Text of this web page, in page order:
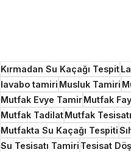
Kırmadan Su Kaçağı Tespit
lavabo tamiriMusluk Tamiri
Mutfak Evye TamirMutfak
Mutfak TadilatMutfak
Mutfakta Su Kaçağı Tespiti
Su Tesisatı TamiriTesisat